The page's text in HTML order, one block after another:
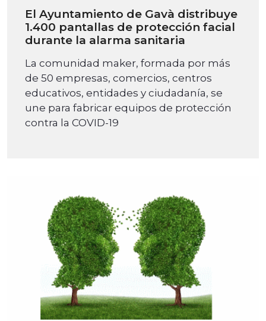
El Ayuntamiento de Gavà distribuye
1.400 pantallas de protección facial
durante la alarma sanitaria
La comunidad maker, formada por más
de 50 empresas, comercios, centros
educativos, entidades y ciudadanía, se
une para fabricar equipos de protección
contra la COVID-19